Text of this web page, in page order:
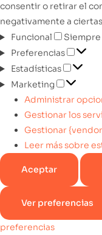
consentir o retirar el
negativamente a
Funcional
Preferencias
Estadísticas
Marketing
Administrar
Gestionar los
Gestionar
Leer más sobre
Aceptar
Ver preferencias
preferencias